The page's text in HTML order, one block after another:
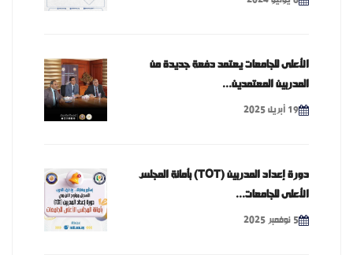
الأعلى للجامعات يعتمد دفعة جديدة من
المدربين المعتمدين...
19 أبريل 2025
دورة إعداد المدربين (TOT) بأمانة المجلس
الأعلى للجامعات...
5 نوفمبر 2025